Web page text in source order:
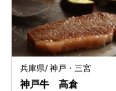
兵庫県/ 神戸・三宮
神戸牛 高倉